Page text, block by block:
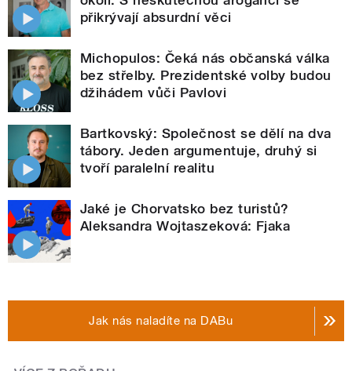
přikrývají absurdní věci
Michopulos: Čeká nás občanská válka
bez střelby. Prezidentské volby budou
džihádem vůči Pavlovi
Bartkovský: Společnost se dělí na dva
tábory. Jeden argumentuje, druhý si
tvoří paralelní realitu
Jaké je Chorvatsko bez turistů?
Aleksandra Wojtaszeková: Fjaka
Jak nás naladíte na DABu